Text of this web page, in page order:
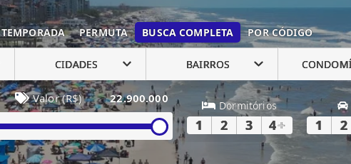
TEMPORADA PERMUTA BUSCA COMPLETA POR CÓDIGO
CIDADES BAIRROS
Valor (R$) 22.900.000 Dormitórios
1 2 3 4+ 1 2